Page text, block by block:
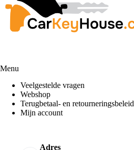
Menu
Veelgestelde vragen
Webshop
Terugbetaal- en retourneringsbeleid
Mijn account
Adres